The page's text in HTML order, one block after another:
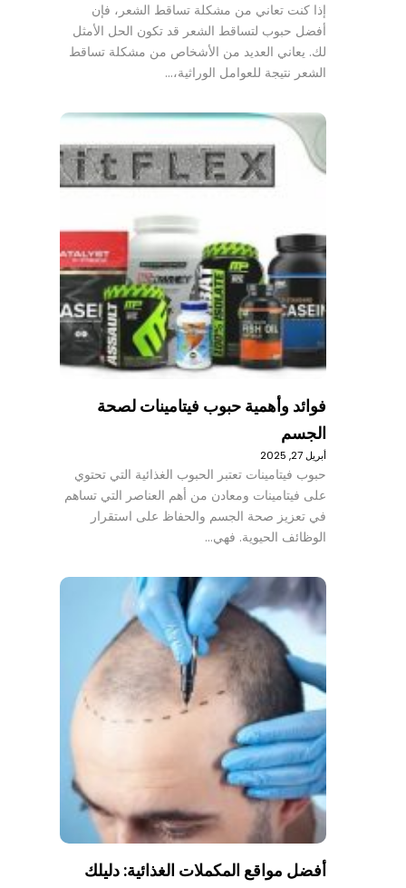
إذا كنت تعاني من مشكلة تساقط الشعر، فإن
أفضل حبوب لتساقط الشعر قد تكون الحل الأمثل
لك. يعاني العديد من الأشخاص من مشكلة تساقط
الشعر نتيجة للعوامل الوراثية،…
فوائد وأهمية حبوب فيتامينات لصحة
الجسم
أبريل 27, 2025
حبوب فيتامينات تعتبر الحبوب الغذائية التي تحتوي
على فيتامينات ومعادن من أهم العناصر التي تساهم
في تعزيز صحة الجسم والحفاظ على استقرار
الوظائف الحيوية. فهي…
أفضل مواقع المكملات الغذائية: دليلك